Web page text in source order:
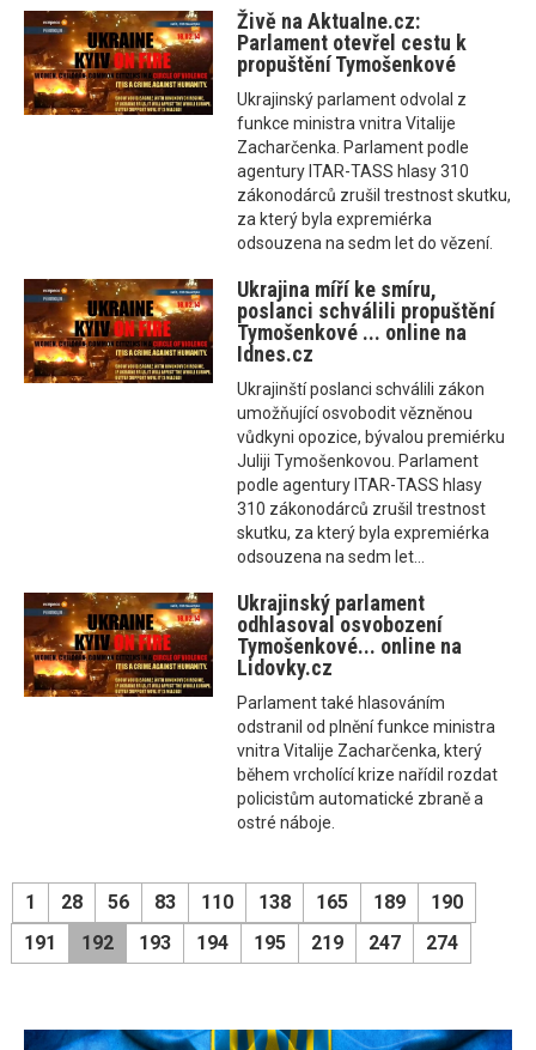
Živě na Aktualne.cz:
Parlament otevřel cestu k
propuštění Tymošenkové
Ukrajinský parlament odvolal z
funkce ministra vnitra Vitalije
Zacharčenka. Parlament podle
agentury ITAR-TASS hlasy 310
zákonodárců zrušil trestnost skutku,
za který byla expremiérka
odsouzena na sedm let do vězení.
Ukrajina míří ke smíru,
poslanci schválili propuštění
Tymošenkové ... online na
Idnes.cz
Ukrajinští poslanci schválili zákon
umožňující osvobodit vězněnou
vůdkyni opozice, bývalou premiérku
Juliji Tymošenkovou. Parlament
podle agentury ITAR-TASS hlasy
310 zákonodárců zrušil trestnost
skutku, za který byla expremiérka
odsouzena na sedm let...
Ukrajinský parlament
odhlasoval osvobození
Tymošenkové... online na
Lidovky.cz
Parlament také hlasováním
odstranil od plnění funkce ministra
vnitra Vitalije Zacharčenka, který
během vrcholící krize nařídil rozdat
policistům automatické zbraně a
ostré náboje.
1 28 56 83 110 138 165 189
190
191
192 193 194 195 219 247 274